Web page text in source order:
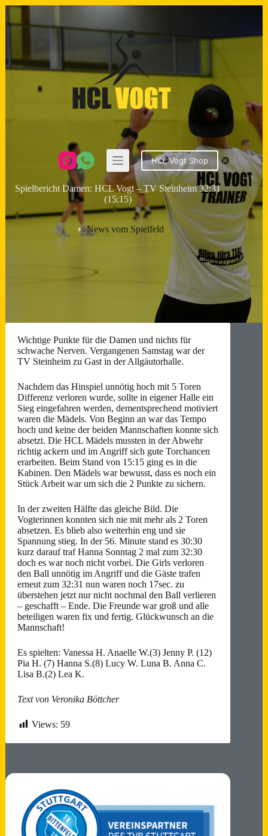
Zum
Inhalt
HCL Vogt Shop
Spielbericht Damen: HCL Vogt – TV Steinheim 32:31
(15:15)
News vom Spielfeld
Wichtige Punkte für die Damen und nichts für
schwache Nerven. Vergangenen Samstag war der
TV Steinheim zu Gast in der Allgäutorhalle.
Nachdem das Hinspiel unnötig hoch mit 5 Toren
Differenz verloren wurde, sollte in eigener Halle ein
Sieg eingefahren werden, dementsprechend motiviert
waren die Mädels. Von Beginn an war das Tempo
hoch und keine der beiden Mannschaften konnte sich
absetzt. Die HCL Mädels mussten in der Abwehr
richtig ackern und im Angriff sich gute Torchancen
erarbeiten. Beim Stand von 15:15 ging es in die
Kabinen. Den Mädels war bewusst, dass es noch ein
Stück Arbeit war um sich die 2 Punkte zu sichern.
In der zweiten Hälfte das gleiche Bild. Die
Vogterinnen konnten sich nie mit mehr als 2 Toren
absetzen. Es blieb also weiterhin eng und sie
Spannung stieg. In der 56. Minute stand es 30:30
kurz darauf traf Hanna Sonntag 2 mal zum 32:30
doch es war noch nicht vorbei. Die Girls verloren
den Ball unnötig im Angriff und die Gäste trafen
erneut zum 32:31 nun waren noch 17sec. zu
überstehen jetzt nur nicht nochmal den Ball verlieren
– geschafft – Ende. Die Freunde war groß und alle
beteiligen waren fix und fertig. Glückwunsch an die
Mannschaft!
Es spielten: Vanessa H. Anaelle W.(3) Jenny P. (12)
Pia H. (7) Hanna S.(8) Lucy W. Luna B. Anna C.
Lisa B.(2) Lea K.
Text von Veronika Böttcher
Views: 59